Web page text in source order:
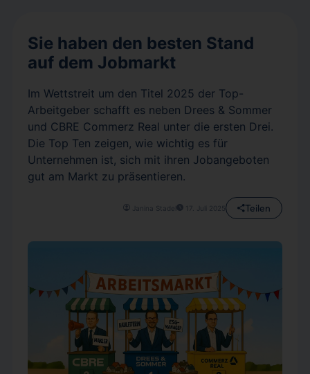
Sie haben den besten Stand
auf dem Jobmarkt
Im Wettstreit um den Titel 2025 der Top-
Arbeitgeber schafft es neben Drees & Sommer
und CBRE Commerz Real unter die ersten Drei.
Die Top Ten zeigen, wie wichtig es für
Unternehmen ist, sich mit ihren Jobangeboten
gut am Markt zu präsentieren.
Janina Stadel 17. Juli 2025 Teilen